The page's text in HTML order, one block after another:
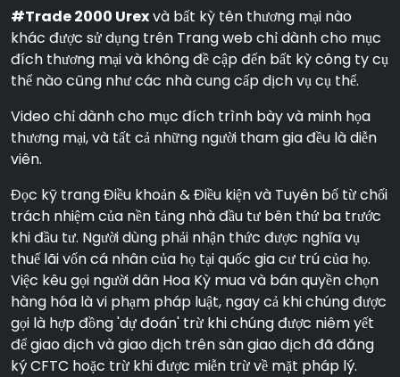
#Trade 2000 Urexvà bất kỳ tên thương mại nào
khác được sử dụng trên Trang web chỉ dành cho mục
đích thương mại và không đề cập đến bất kỳ công ty cụ
thể nào cũng như các nhà cung cấp dịch vụ cụ thể.
Video chỉ dành cho mục đích trình bày và minh họa
thương mại, và tất cả những người tham gia đều là diễn
viên.
Đọc kỹ trang Điều khoản & Điều kiện và Tuyên bố từ chối
trách nhiệm của nền tảng nhà đầu tư bên thứ ba trước
khi đầu tư. Người dùng phải nhận thức được nghĩa vụ
thuế lãi vốn cá nhân của họ tại quốc gia cư trú của họ.
Việc kêu gọi người dân Hoa Kỳ mua và bán quyền chọn
hàng hóa là vi phạm pháp luật, ngay cả khi chúng được
gọi là hợp đồng 'dự đoán' trừ khi chúng được niêm yết
để giao dịch và giao dịch trên sàn giao dịch đã đăng
ký CFTC hoặc trừ khi được miễn trừ về mặt pháp lý.